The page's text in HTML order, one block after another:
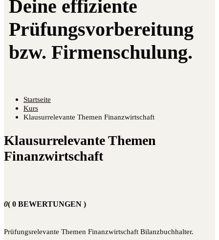
Startseite
Kurs
Klausurrelevante Themen Finanzwirtschaft
Klausurrelevante Themen
Finanzwirtschaft
0( 0 BEWERTUNGEN )
Prü­fungs­re­le­van­te The­men Finanz­wirt­schaft Bilanzbuchhalter.